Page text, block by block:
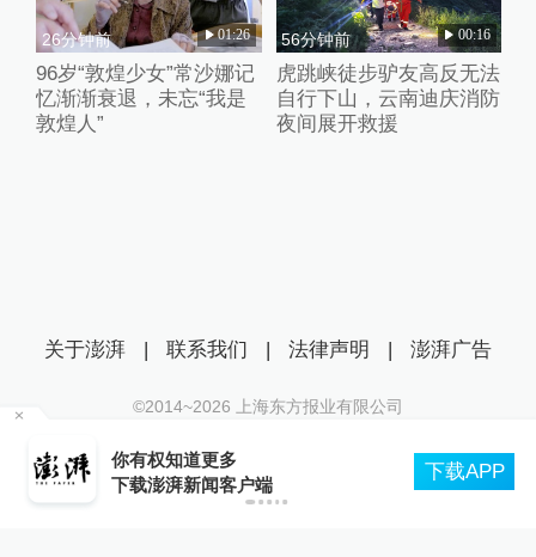
26分钟前 01:26
96岁“敦煌少女”常沙娜记
忆渐渐衰退，未忘“我是
敦煌人”
56分钟前 00:16
虎跳峡徒步驴友高反无法
自行下山，云南迪庆消防
夜间展开救援
你有权知道更多
下载澎湃新闻客户端
下载APP
关于澎湃 | 联系我们 | 法律声明 | 澎湃广告
©2014~2026 上海东方报业有限公司
互联网新闻信息服务许可证：31120170006
沪公网安备 31010602000299号